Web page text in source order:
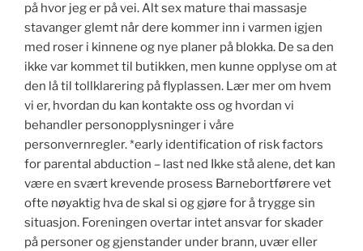
på hvor jeg er på vei. Alt sex mature thai massasje
stavanger glemt når dere kommer inn i varmen igjen
med roser i kinnene og nye planer på blokka. De sa den
ikke var kommet til butikken, men kunne opplyse om at
den lå til tollklarering på flyplassen. Lær mer om hvem
vi er, hvordan du kan kontakte oss og hvordan vi
behandler personopplysninger i våre
personvernregler. *early identification of risk factors
for parental abduction – last ned Ikke stå alene, det kan
være en svært krevende prosess Barnebortførere vet
ofte nøyaktig hva de skal si og gjøre for å trygge sin
situasjon. Foreningen overtar intet ansvar for skader
på personer og gjenstander under brann, uvær eller